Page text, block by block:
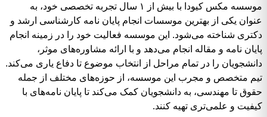
موسسه مکس کیودا با بیش از ۱ سال تجربه تخصصی خود، به
عنوان یکی از بهترین موسسات انجام پایان نامه کارشناسی ارشد و
دکتری شناخته می‌شود. این موسسه فعالیت خود را در زمینه انجام
پایان نامه و مقاله انجام می‌دهد و با ارائه مشاوره‌های موثر،
دانشجویان را در تمام مراحل از انتخاب موضوع تا دفاع یاری می‌کند.
تیم متخصص و مجرب این موسسه، از حوزه‌های مختلف از جمله
حقوق تا مهندسی، به دانشجویان کمک می‌کند تا پایان نامه‌های با
کیفیت و علمی‌تری تهیه کنند.